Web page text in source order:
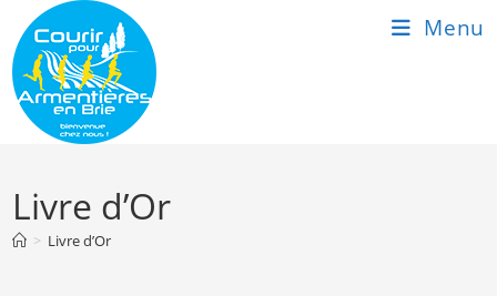
content
Menu
Livre d’Or
> Livre d’Or